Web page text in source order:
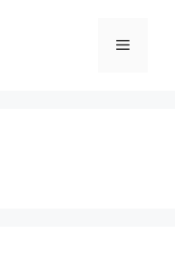
Menu